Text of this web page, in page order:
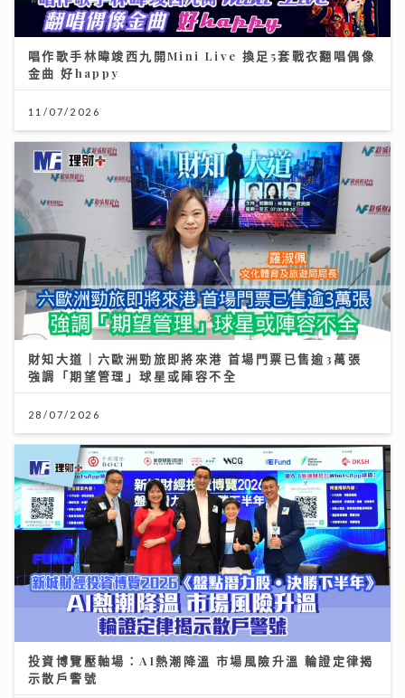
唱作歌手林暐竣西九開Mini Live 換足5套戰衣翻唱偶像
金曲 好happy
11/07/2026
財知大道｜六歐洲勁旅即將來港 首場門票已售逾3萬張
強調「期望管理」球星或陣容不全
28/07/2026
投資博覽壓軸場：AI熱潮降溫 市場風險升溫 輪證定律揭
示散戶警號